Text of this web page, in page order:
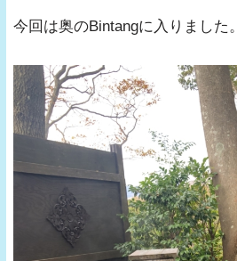
今回は奥のBintangに入りました。